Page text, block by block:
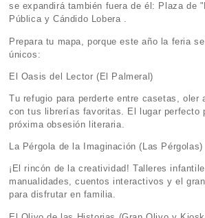
se expandirá también fuera de él: Plaza de
Pública y Cándido Lobera .
Prepara tu mapa, porque este año la feria
únicos:
El Oasis del Lector (El Palmeral)
Tu refugio para perderte entre casetas, oler
con tus librerías favoritas. El lugar perfecto
próxima obsesión literaria.
La Pérgola de la Imaginación (Las Pérgolas)
¡El rincón de la creatividad! Talleres
manualidades, cuentos interactivos y el
para disfrutar en familia.